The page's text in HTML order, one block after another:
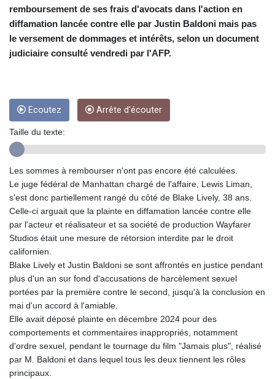
CUC 1
CUP 26.5
CVE 95.649308
EUR 0.86533
FJD 2.210502
FKP 0.743241
GBP 0.741355
GEL 2.615003
GGP 0.743241
GHS 11.733937
GMD 74.00032
GNF
8782.057677
GYD 209.187745
HKD 7.845415
HNL 26.799903
HRK 6.521304
remboursement de ses frais d'avocats dans l'action en
diffamation lancée contre elle par Justin Baldoni mais pas
le versement de dommages et intérêts, selon un document
judiciaire consulté vendredi par l'AFP.
Ecoutez Arrête d'écouter
Taille du texte:
Les sommes à rembourser n'ont pas encore été calculées.
Le juge fédéral de Manhattan chargé de l'affaire, Lewis Liman,
s'est donc partiellement rangé du côté de Blake Lively, 38 ans.
Celle-ci arguait que la plainte en diffamation lancée contre elle
par l'acteur et réalisateur et sa société de production Wayfarer
Studios était une mesure de rétorsion interdite par le droit
californien.
Blake Lively et Justin Baldoni se sont affrontés en justice pendant
plus d'un an sur fond d'accusations de harcèlement sexuel
portées par la première contre le second, jusqu'à la conclusion en
mai d'un accord à l'amiable.
Elle avait déposé plainte en décembre 2024 pour des
comportements et commentaires inappropriés, notamment
d'ordre sexuel, pendant le tournage du film "Jamais plus", réalisé
par M. Baldoni et dans lequel tous les deux tiennent les rôles
principaux.